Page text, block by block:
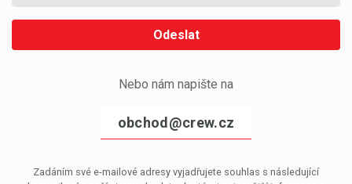
Odeslat
Nebo nám napište na
obchod@crew.cz
Zadáním své e-mailové adresy vyjadřujete souhlas s následující